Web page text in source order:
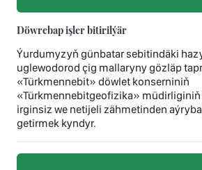
Döwrebap işler bitirilýär
Ýurdumyzyň günbatar sebitindäki
uglewodorod çig mallaryny gözläp
«Türkmennebit» döwlet konserniniň
«Türkmennebitgeofizika»
irginsiz we netijeli zähmetinden
getirmek kyndyr.